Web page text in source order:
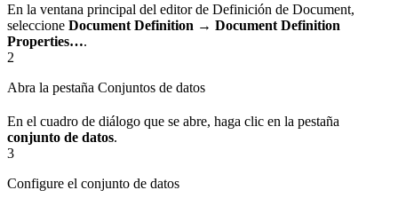
En la ventana principal del editor de Definición de Document,
seleccione Document Definition → Document Definition
Properties….
2
Abra la pestaña Conjuntos de datos
En el cuadro de diálogo que se abre, haga clic en la pestaña
conjunto de datos.
3
Configure el conjunto de datos